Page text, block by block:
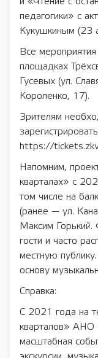
педагогики» с
Кукушкиным (23
Все
площадках
Гусевых (ул.
Короленко, 17).
Зрителям
https://
Напомним,
кварталах» с
том числе на
(ранее — ул.
Максим
гости и часто
местную
основу
Справка:
С 2021 года на
кварталов» АНО
масштабная